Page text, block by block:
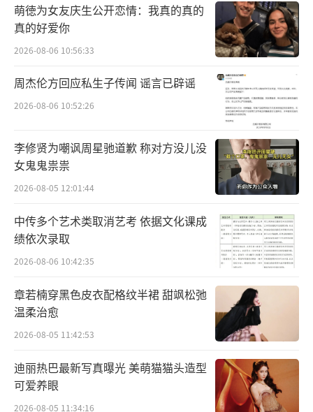
两个篇章风格变化明显，有一种似乎
很“坚硬”的态度，主持人向他发问，为什么
想在这个篇章传达出这样的“态度”，意味着
什么？
“尝试过去适应，但最终选择反抗”！刘
炫廷步入成人的“盛宴”，在这场成人世界
的“局”中，有着很多不同的规则，到底是顺
势而为成为他人眼中那个更好的自己，还是不
忘初心成为自己认为更好的自己，这是两条完
萌徳为女友庆生公开恋情：我真的真的
真的好爱你
2026-08-06 10:56:33
周杰伦方回应私生子传闻 谣言已辟谣
2026-08-06 10:52:26
李修贤为嘲讽周星驰道歉 称对方没儿没
女鬼鬼祟祟
2026-08-05 12:01:44
中传多个艺术类取消艺考 依据文化课成
绩依次录取
2026-08-06 10:42:35
章若楠穿黑色皮衣配格纹半裙 甜飒松弛
温柔治愈
2026-08-05 11:42:53
迪丽热巴最新写真曝光 美萌猫猫头造型
可爱养眼
2026-08-05 11:34:16